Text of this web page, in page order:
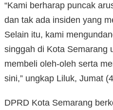
“Kami berharap puncak
dan tak ada insiden yang
Selain itu, kami
singgah di Kota Semarang
membeli oleh-oleh serta
sini,” ungkap Liluk, Jumat
DPRD Kota Semarang